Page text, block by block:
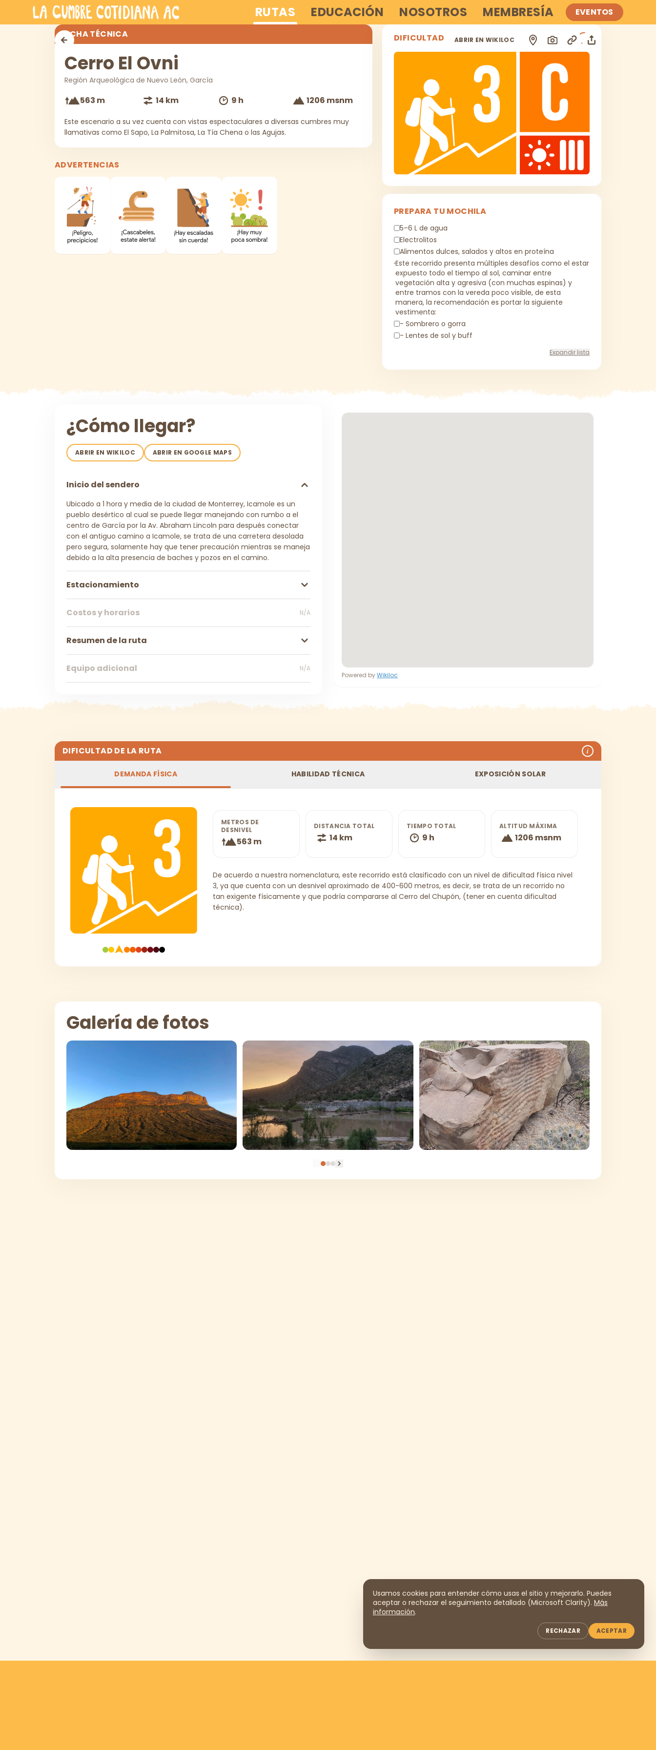
Saltar al contenido principal RUTAS EDUCACIÓN NOSOTROS MEMBRESÍA EVENTOS
ABRIR EN WIKILOC
FICHA TÉCNICA
Cerro El Ovni
Región Arqueológica de Nuevo León, García
563 m 14 km 9 h 1206 msnm
Este escenario a su vez cuenta con vistas espectaculares a diversas cumbres muy
llamativas como El Sapo, La Palmitosa, La Tía Chena o las Agujas.
ADVERTENCIAS
DIFICULTAD
PREPARA TU MOCHILA
5–6 L de agua
Electrolitos
Alimentos dulces, salados y altos en proteína
Este recorrido presenta múltiples desafíos como el estar
expuesto todo el tiempo al sol, caminar entre
vegetación alta y agresiva (con muchas espinas) y
entre tramos con la vereda poco visible, de esta
manera, la recomendación es portar la siguiente
vestimenta:
- Sombrero o gorra
- Lentes de sol y buff
Expandir lista
¿Cómo llegar?
ABRIR EN WIKILOC ABRIR EN GOOGLE MAPS
Inicio del sendero
Ubicado a 1 hora y media de la ciudad de Monterrey, Icamole es un
pueblo desértico al cual se puede llegar manejando con rumbo a el
centro de García por la Av. Abraham Lincoln para después conectar
con el antiguo camino a Icamole, se trata de una carretera desolada
pero segura, solamente hay que tener precaución mientras se maneja
debido a la alta presencia de baches y pozos en el camino.
Estacionamiento
Costos y horarios N/A
Resumen de la ruta
Equipo adicional
N/A
Powered byWikiloc
DIFICULTAD DE LA RUTA i
DEMANDA FÍSICA HABILIDAD TÉCNICA EXPOSICIÓN SOLAR
METROS DE
DESNIVEL
563 m
DISTANCIA TOTAL
14 km
TIEMPO TOTAL
9 h
ALTITUD MÁXIMA
1206 msnm
De acuerdo a nuestra nomenclatura, este recorrido está clasificado con un nivel de dificultad física nivel
3, ya que cuenta con un desnivel aproximado de 400-600 metros, es decir, se trata de un recorrido no
tan exigente físicamente y que podría compararse al Cerro del Chupón, (tener en cuenta dificultad
técnica).
Galería de fotos
Usamos cookies para entender cómo usas el sitio y mejorarlo. Puedes
aceptar o rechazar el seguimiento detallado (Microsoft Clarity). Más
información.
RECHAZAR ACEPTAR